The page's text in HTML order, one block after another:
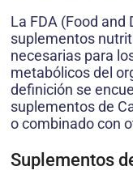
La FDA (Food
suplementos
necesarias para
metabólicos del
definición se
suplementos de
o combinado con
Suplementos